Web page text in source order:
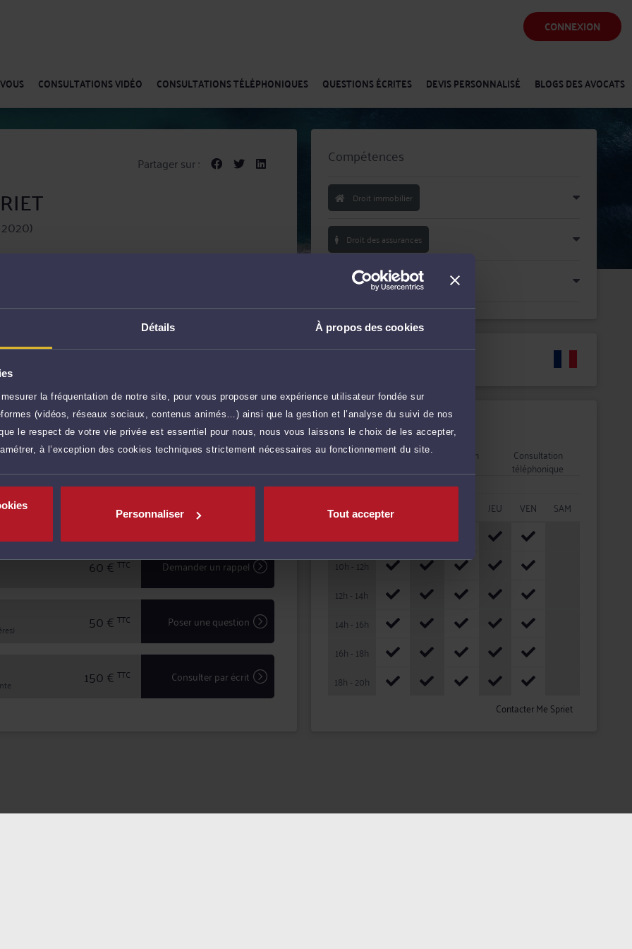
Détails À propos des cookies
la fréquentation de notre site, pour vous proposer une expérience utilisateur fondée sur
(vidéos, réseaux sociaux, contenus animés…) ainsi que la gestion et l’analyse du suivi de nos
le respect de votre vie privée est essentiel pour nous, nous vous laissons le choix de les accepter,
à l’exception des cookies techniques strictement nécessaires au fonctionnement du site.
Personnaliser Tout accepter
CONNEXION
CONSULTATIONS VIDÉO CONSULTATIONS TÉLÉPHONIQUES QUESTIONS ÉCRITES DEVIS PERSONNALISÉ BLOGS DES AVOCATS
Partager sur :
en Droit de la construction, Droit public, Droit
permet d'assurer une prestation de conseil à valeur
les tribunaux.
de ses clients en leur garantissant expertise
de leur dossier.
plus
75 € TTC Prendre RDV
75 €TTC Prendre RDV
60 €TTC Demander un rappel
50 € TTC Poser une question
150 € TTC Consulter par écrit
Compétences
Droit immobilier
Droit des assurances
Droit public
Disponibilités
Rendez-vous Consultation Consultation
téléphonique
HORAIRES LUN JEU VEN
SAM
10h - 12h
12h - 14h
14h - 16h
16h - 18h
18h - 20h
Contacter Me Spriet